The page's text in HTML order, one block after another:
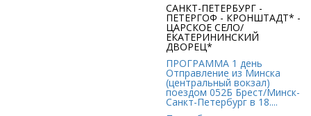
САНКТ-ПЕТЕРБУРГ -
ПЕТЕРГОФ - КРОНШТАДТ* -
ЦАРСКОЕ СЕЛО/
ЕКАТЕРИНИНСКИЙ
ДВОРЕЦ*
ПРОГРАММА 1 день
Отправление из Минска
(центральный вокзал)
поездом 052Б Брест/Минск-
Санкт-Петербург в 18....